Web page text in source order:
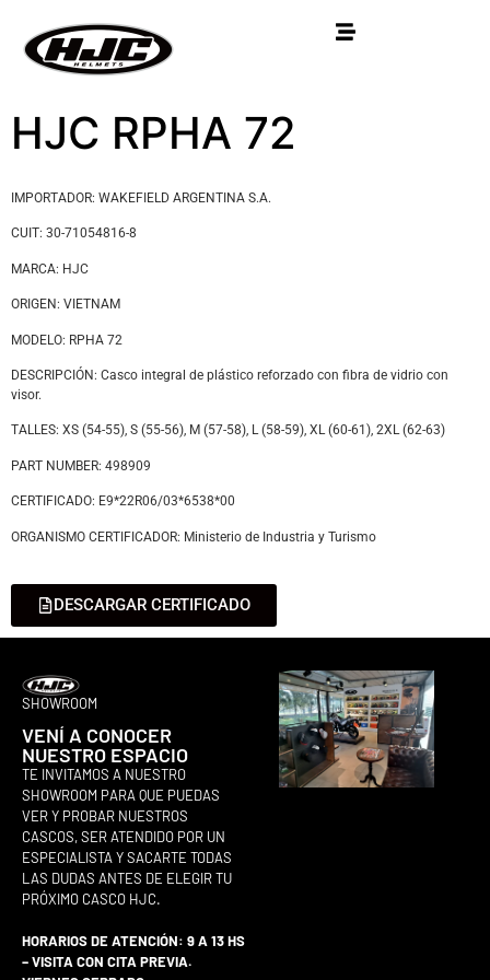
HJC RPHA 72
IMPORTADOR: WAKEFIELD ARGENTINA S.A.
CUIT: 30-71054816-8
MARCA: HJC
ORIGEN: VIETNAM
MODELO: RPHA 72
DESCRIPCIÓN: Casco integral de plástico reforzado con fibra de vidrio con
visor.
TALLES: XS (54-55), S (55-56), M (57-58), L (58-59), XL (60-61), 2XL (62-63)
PART NUMBER: 498909
CERTIFICADO: E9*22R06/03*6538*00
ORGANISMO CERTIFICADOR: Ministerio de Industria y Turismo
DESCARGAR CERTIFICADO
SHOWROOM
VENÍ A CONOCER
NUESTRO ESPACIO
TE INVITAMOS A NUESTRO
SHOWROOM PARA QUE PUEDAS
VER Y PROBAR NUESTROS
CASCOS, SER ATENDIDO POR UN
ESPECIALISTA Y SACARTE TODAS
LAS DUDAS ANTES DE ELEGIR TU
PRÓXIMO CASCO HJC.
HORARIOS DE ATENCIÓN: 9 A 13 HS
– VISITA CON CITA PREVIA.